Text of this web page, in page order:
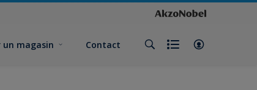
un magasin Contact